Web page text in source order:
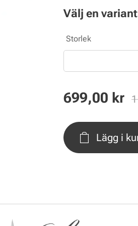
Välj en
Storlek
699,00 kr
Lägg i